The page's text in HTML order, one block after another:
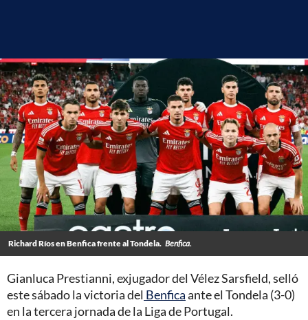
Richard Ríos en Benfica frente al Tondela. Benfica.
Gianluca Prestianni, exjugador del Vélez Sarsfield, selló
este sábado la victoria del Benficaante el Tondela (3-0)
en la tercera jornada de la Liga de Portugal.